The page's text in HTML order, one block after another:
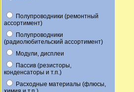
Полупроводники (ремонтный
ассортимент)
Полупроводники
(радиолюбительский ассортимент)
Модули, дисплеи
Пассив (резисторы,
конденсаторы и т.п.)
Расходные материалы (флюсы,